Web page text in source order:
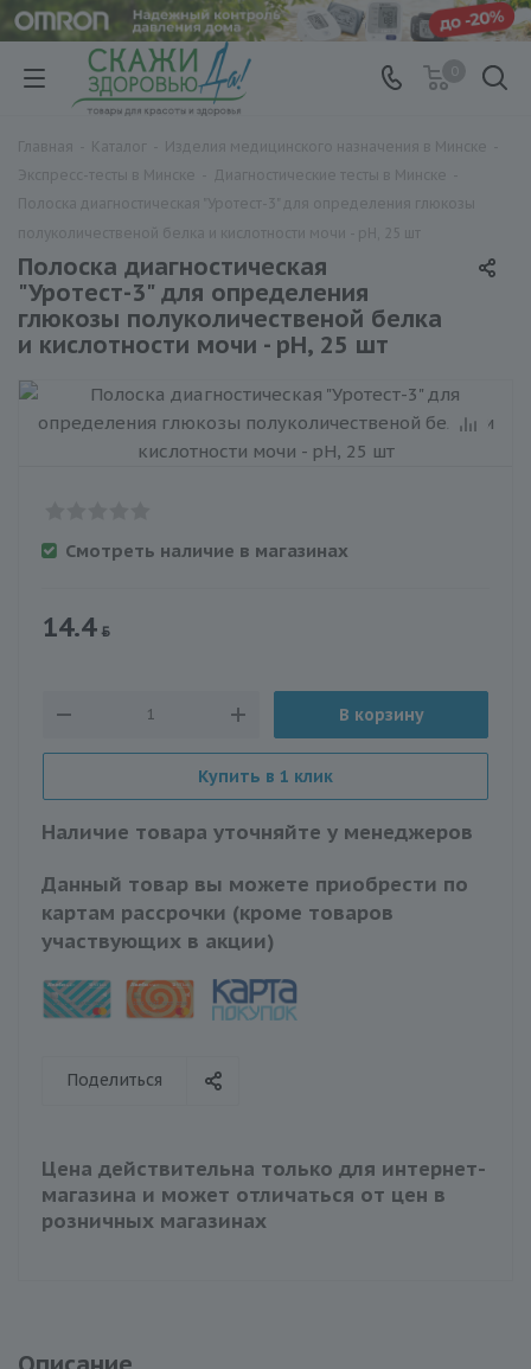
Полоска диагностическая
"Уротест-3" для определения
глюкозы полуколичественой белка
и кислотности мочи - pH, 25 шт
Смотреть наличие в магазинах
14.4
В корзину
Купить в 1 клик
Наличие товара уточняйте у менеджеров
Данный товар вы можете приобрести по
картам рассрочки (кроме товаров
участвующих в акции)
Поделиться
Цена действительна только для интернет-
магазина и может отличаться от цен в
розничных магазинах